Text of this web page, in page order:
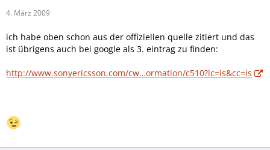
4. März 2009
ich habe oben schon aus der offiziellen quelle zitiert und das
ist übrigens auch bei google als 3. eintrag zu finden:
http://www.sonyericsson.com/cw…ormation/c510?lc=is&cc=is